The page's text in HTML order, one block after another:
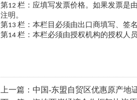
第12 栏：应填写发票价格。如果发票是
注明。
第13 栏：本栏目必须由出口商填写、签
第14 栏：本栏必须由授权机构的授权人
上一篇： 中国-东盟自贸区优惠原产地